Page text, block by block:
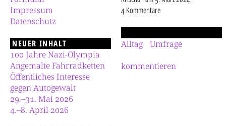
4 Kommentare
Alltag Umfrage
kommentieren
Impressum
Datenschutz
NEUER INHALT
100 Jahre Nazi-Olympia
Angemalte Fahrradketten
Öffentliches Interesse
gegen Autogewalt
29.–31. Mai 2026
4.–8. April 2026